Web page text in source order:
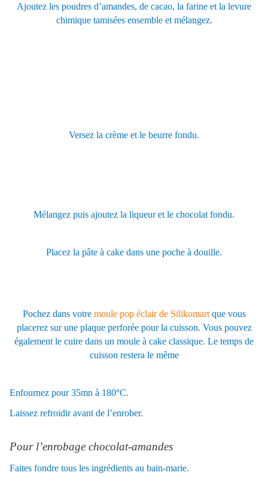
Ajoutez les poudres d’amandes, de cacao, la farine et la levure
chimique tamisées ensemble et mélangez.
Versez la crème et le beurre fondu.
Mélangez puis ajoutez la liqueur et le chocolat fondu.
Placez la pâte à cake dans une poche à douille.
Pochez dans votre moule pop éclair de Silikomartque vous
placerez sur une plaque perforée pour la cuisson. Vous pouvez
également le cuire dans un moule à cake classique. Le temps de
cuisson restera le même
Enfournez pour 35mn à 180°C.
Laissez refroidir avant de l’enrober.
Pour l’enrobage chocolat-amandes
Faites fondre tous les ingrédients au bain-marie.